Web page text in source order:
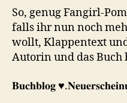
So, genug Fangirl-
falls ihr nun noch
wollt, Klappentext
Autorin und das Buch
𝐁𝐮𝐜𝐡𝐛𝐥𝐨𝐠